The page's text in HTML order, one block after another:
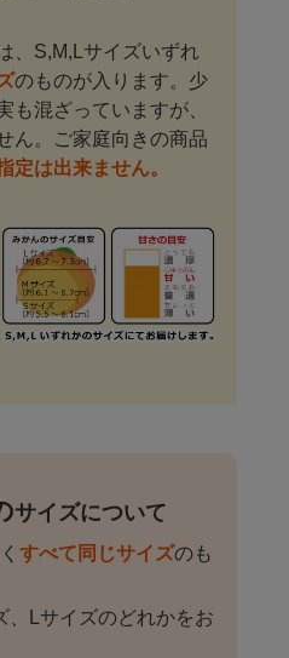
、S,M,Lサイズいずれ
のものが入ります。少
も混ざっていますが、
ん。ご家庭向きの商品
定は出来ません。
サイズについて
すべて同じサイズのも
、Lサイズのどれかをお